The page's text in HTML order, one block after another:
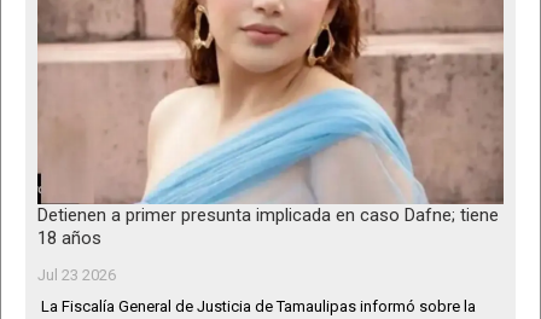
Detienen a primer presunta implicada en caso Dafne; tiene
18 años
Jul 23 2026
La Fiscalía General de Justicia de Tamaulipas informó sobre la